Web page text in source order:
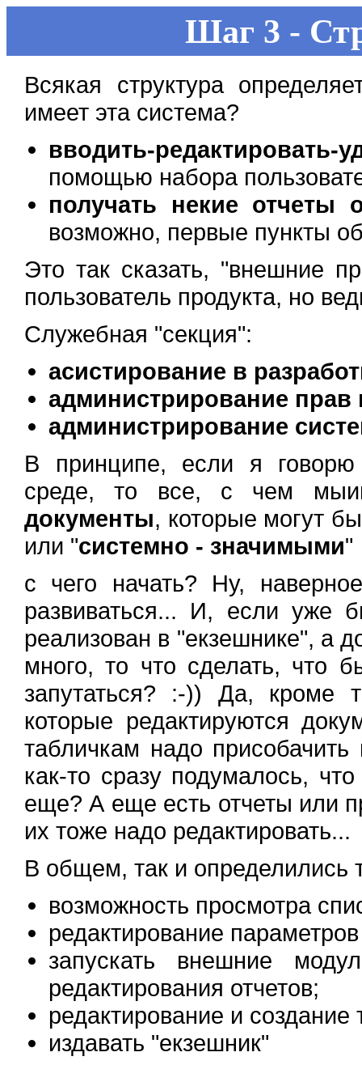
Шаг 3 -
Всякая структура
имеет эта система?
вводить-редактировать-
помощью набора
получать некие отчеты
возможно, первые пункты
Это так сказать, "внешние
пользователь продукта, но
Служебная "секция":
асистирование в
администрирование прав
администрирование
В принципе, если я
среде, то все, с чем
документы, которые могут
или "системно - значимыми"
с чего начать? Ну,
развиваться... И, если уже
реализован в "екзешнике", а
много, то что сделать, что
запутаться? :-)) Да, кроме
которые редактируются
табличкам надо
как-то сразу подумалось,
еще? А еще есть отчеты или
их тоже надо редактировать...
В общем, так и определились
возможность просмотра
редактирование
запускать внешние
редактирования отчетов;
редактирование и
издавать "екзешник"